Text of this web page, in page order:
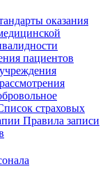
оказания
пациентов
страховых
Правила записи